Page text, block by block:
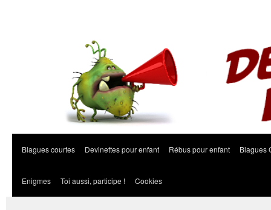
Blagues courtes Devinettes pour enfant Rébus pour enfant Blagues
Enigmes Toi aussi, participe ! Cookies